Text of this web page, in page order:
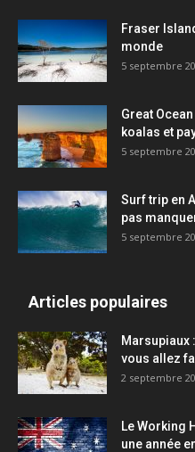
Fraser
monde
5 septembre
Great
koalas et
5 septembre
Surf trip en
pas
5 septembre
Articles populaires
Marsupiaux
vous allez
2 septembre
Le Working
une année